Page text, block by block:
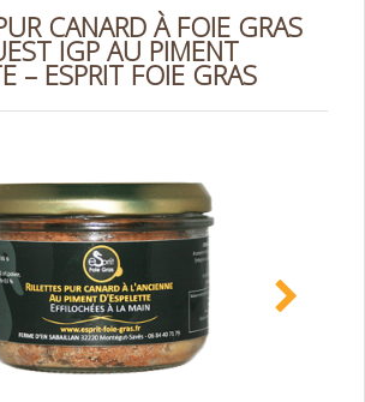
CANARD À FOIE GRAS
IGP AU PIMENT
– ESPRIT FOIE GRAS